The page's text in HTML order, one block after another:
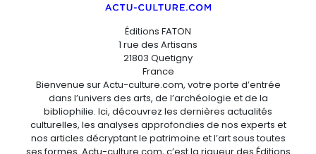
Éditions FATON
1 rue des Artisans
21803 Quetigny
France
Bienvenue sur Actu-culture.com, votre porte d’entrée
dans l’univers des arts, de l’archéologie et de la
bibliophilie. Ici, découvrez les dernières actualités
culturelles, les analyses approfondies de nos experts et
nos articles décryptant le patrimoine et l’art sous toutes